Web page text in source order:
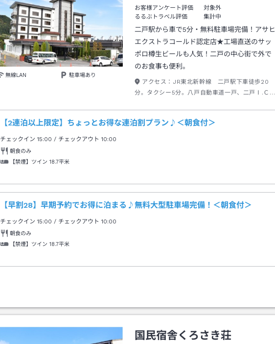
無線LAN 駐車場あり
お客様アンケート評価
対象外
るるぶトラベル評価
集計中
二戸駅から車で5分・無料駐車場完備！アサヒ
エクストラコールド認定店★工場直送のサッ
ポロ樽生ビールも人気！二戸の中心街で外で
のお食事も便利。
アクセス： JR東北新幹線 二戸駅下車徒歩20
分。タクシー5分。八戸自動車道一戸、二戸Ⅰ.Ｃ
【2連泊以上限定】ちょっとお得な連泊割プラン♪＜朝食付＞
チェックイン15:00 / チェックアウト 10:00
朝食のみ
【禁煙】ツイン 18.7平米
【早割28】早期予約でお得に泊まる♪無料大型駐車場完備！＜朝食付＞
チェックイン15:00 / チェックアウト 10:00
朝食のみ
【禁煙】ツイン 18.7平米
国民宿舎くろさき荘